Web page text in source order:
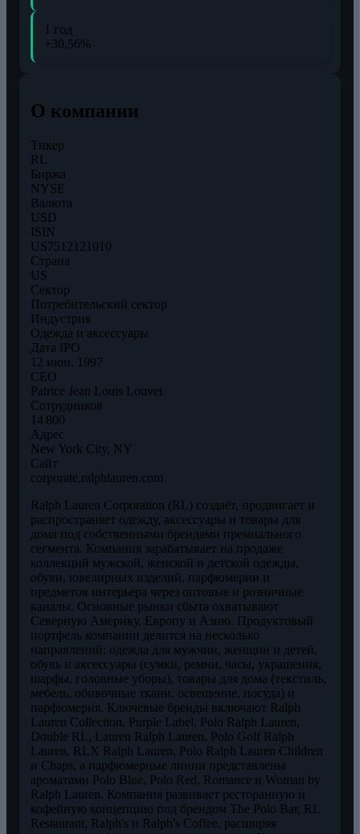
1 год
+30,56%
О компании
Тикер
RL
Биржа
NYSE
Валюта
USD
ISIN
US7512121010
Страна
US
Сектор
Потребительский сектор
Индустрия
Одежда и аксессуары
Дата IPO
12 июн. 1997
CEO
Patrice Jean Louis Louvet
Сотрудников
14 800
Адрес
New York City, NY
Сайт
corporate.ralphlauren.com
Ralph Lauren Corporation (RL) создаёт, продвигает и
распространяет одежду, аксессуары и товары для
дома под собственными брендами премиального
сегмента. Компания зарабатывает на продаже
коллекций мужской, женской и детской одежды,
обуви, ювелирных изделий, парфюмерии и
предметов интерьера через оптовые и розничные
каналы. Основные рынки сбыта охватывают
Северную Америку, Европу и Азию. Продуктовый
портфель компании делится на несколько
направлений: одежда для мужчин, женщин и детей,
обувь и аксессуары (сумки, ремни, часы, украшения,
шарфы, головные уборы), товары для дома (текстиль,
мебель, обивочные ткани, освещение, посуда) и
парфюмерия. Ключевые бренды включают Ralph
Lauren Collection, Purple Label, Polo Ralph Lauren,
Double RL, Lauren Ralph Lauren, Polo Golf Ralph
Lauren, RLX Ralph Lauren, Polo Ralph Lauren Children
и Chaps, а парфюмерные линии представлены
ароматами Polo Blue, Polo Red, Romance и Woman by
Ralph Lauren. Компания развивает ресторанную и
кофейную концепцию под брендом The Polo Bar, RL
Restaurant, Ralph's и Ralph's Coffee, расширяя